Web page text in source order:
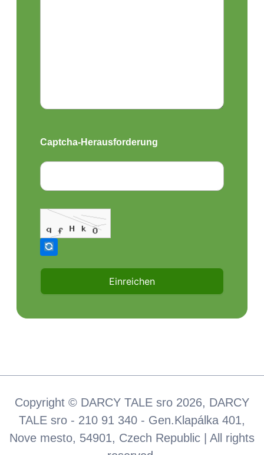
Captcha-Herausforderung
Copyright © DARCY TALE sro 2026, DARCY
TALE sro - 210 91 340 - Gen.Klapálka 401,
Nove mesto, 54901, Czech Republic | All rights